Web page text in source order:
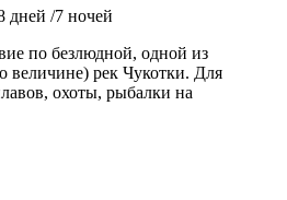
дней /7 ночей
по безлюдной, одной из
величине) рек Чукотки. Для
охоты, рыбалки на